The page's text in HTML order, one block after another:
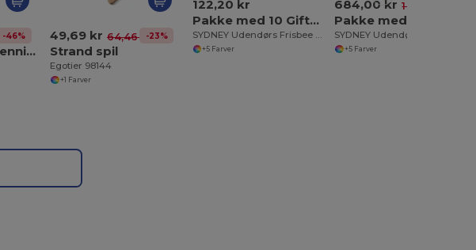
kr
-46%
PALAS Strandtennis sæt
49,69 kr 64,46 kr-23%
Strand spil
Egotier 98144
+1 Farver
122,20 kr
Pakke med 10 GiftRetail KC1312
SYDNEY Udendørs Frisbee 23 cm til Sjov og Leg
+5 Farver
684,00 kr 1 003,95 kr
+5 Farver